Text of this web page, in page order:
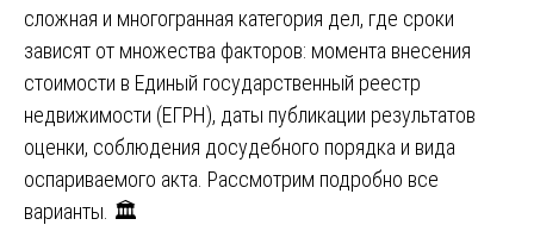
сложная и многогранная категория дел, где сроки
зависят от множества факторов: момента внесения
стоимости в Единый государственный реестр
недвижимости (ЕГРН), даты публикации результатов
оценки, соблюдения досудебного порядка и вида
оспариваемого акта. Рассмотрим подробно все
варианты. 🏛️